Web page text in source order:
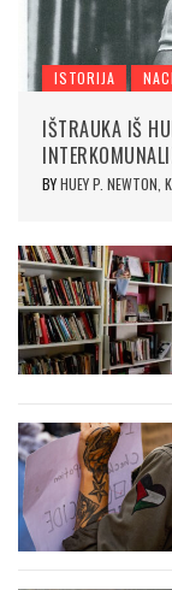
ISTORIJA
IŠTRAUKA IŠ
BYHUEY P. NEWTON,